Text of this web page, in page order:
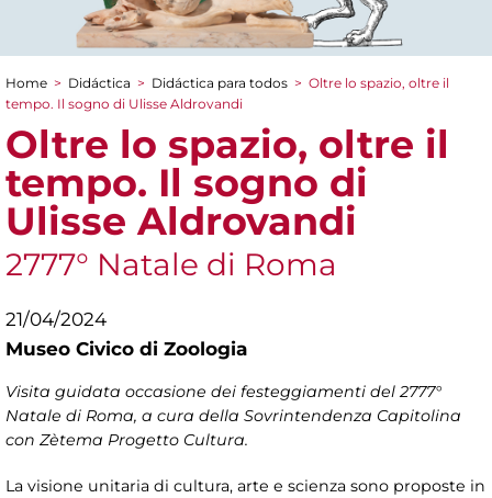
You are here
Home > Didáctica > Didáctica para todos > Oltre lo spazio, oltre il
tempo. Il sogno di Ulisse Aldrovandi
Oltre lo spazio, oltre il
tempo. Il sogno di
Ulisse Aldrovandi
2777° Natale di Roma
21/04/2024
Museo Civico di Zoologia
Visita guidata occasione dei festeggiamenti del 2777°
Natale di Roma, a cura della Sovrintendenza Capitolina
con Zètema Progetto Cultura.
La visione unitaria di cultura, arte e scienza sono proposte in